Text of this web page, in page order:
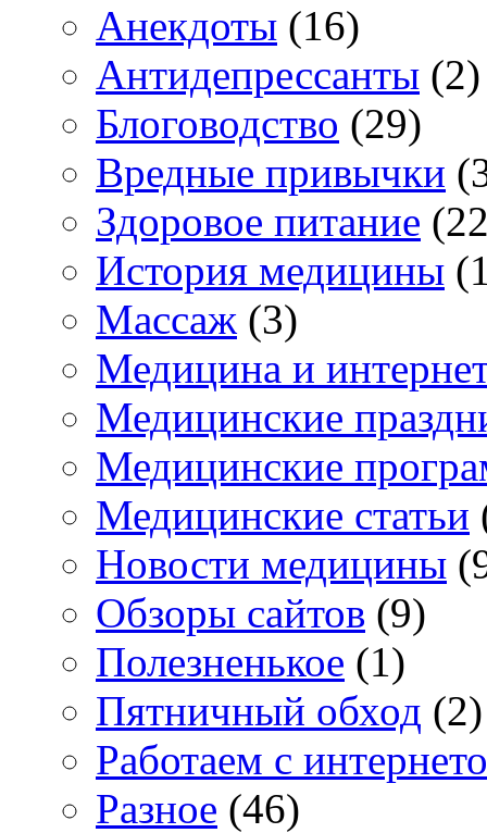
Анекдоты (16)
Антидепрессанты (2)
Блоговодство (29)
Вредные привычки
Здоровое питание
История медицины
Массаж (3)
Медицина и
Медицинские
Медицинские
Медицинские статьи
Новости медицины
Обзоры сайтов (9)
Полезненькое (1)
Пятничный обход (2)
Работаем с
Разное (46)